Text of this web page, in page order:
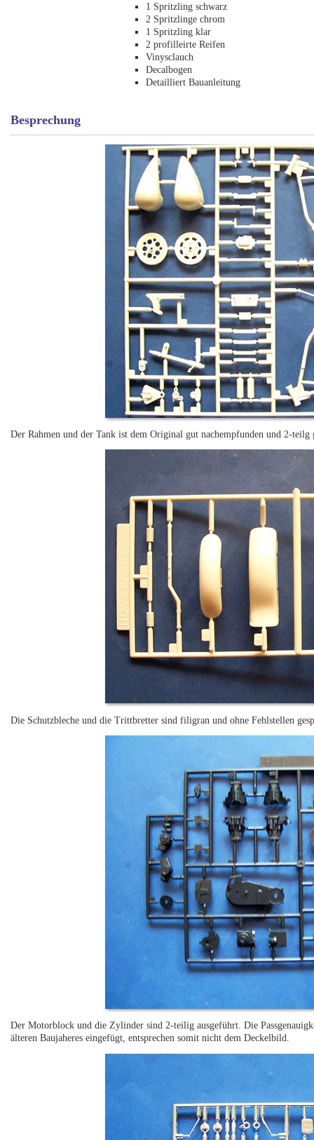
1 Spritzling schwarz
2 Spritzlinge chrom
1 Spritzling klar
2 profilleirte Reifen
Vinysclauch
Decalbogen
Detailliert Bauanleitung
Besprechung
Der Rahmen und der Tank ist dem Original gut nachempfunden und 2-
Die Schutzbleche und die Trittbretter sind filigran und ohne Fehlstellen
Der Motorblock und die Zylinder sind 2-teilig ausgeführt. Die
älteren Baujaheres eingefügt, entsprechen somit nicht dem Deckelbild.